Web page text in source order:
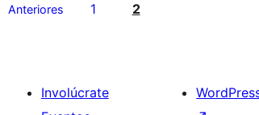
Anteriores 1 2
Involúcrate